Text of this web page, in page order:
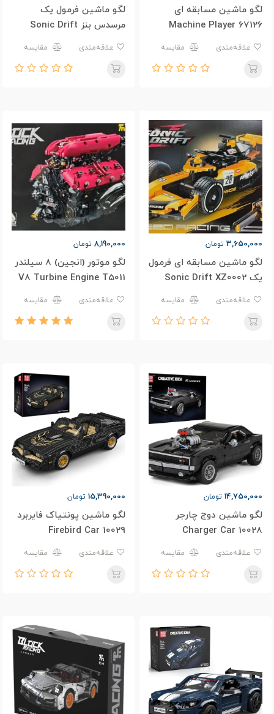
لگو ماشین مسابقه ای
Machine Player 67126
مقایسه
لگو ماشین فرمول یک
مرسدس بنز Sonic Drift
XZ0003
مقایسه
3,650,000 تومان
لگو ماشین مسابقه ای فرمول
یک Sonic Drift XZ0002
مقایسه
8,190,000 تومان
لگو موتور (انجین) 8 سیلندر
V8 Turbine Engine T5011
مقایسه
14,750,000 تومان
لگو ماشین دوج چارجر
Charger Car 10028
مقایسه
15,390,000 تومان
لگو ماشین پونتیاک فایربرد
Firebird Car 10029
مقایسه